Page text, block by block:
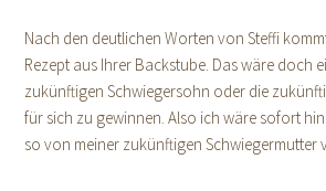
Nach den deutlichen Worten von Steffi
Rezept aus Ihrer Backstube. Das wäre doch
zukünftigen Schwiegersohn oder die
für sich zu gewinnen. Also ich wäre sofort
so von meiner zukünftigen Schwiegermutter